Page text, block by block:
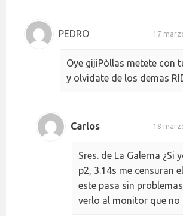
PEDRO 17
Oye gijiPòllas metete con
y olvidate de los demas
Carlos 18
Sres. de La Galerna ¿Si
p2, 3.14s me censuran
este pasa sin
verlo al monitor que no